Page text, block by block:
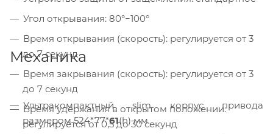
Угол открывания: 80°−100°
Время открывания (скорость): регулируется от 3
до 7 секунд
Время закрывания (скорость): регулируется от 3
до 7 секунд
Время удержания в открытом положении:
регулируется от 0,5 до 30 секунд
Механика
Ультракомпактный slim корпус привода
размером 524*77*61(h) мм